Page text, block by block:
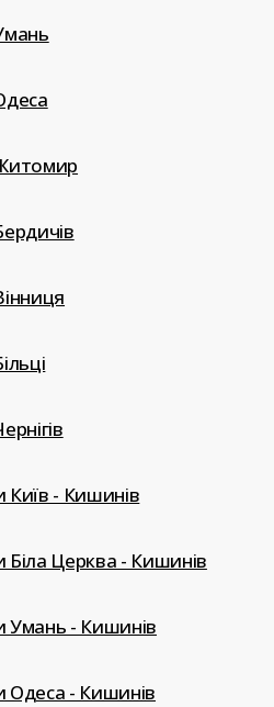
Київ - Кишинів
Біла Церква - Кишинів
Умань - Кишинів
Одеса - Кишинів